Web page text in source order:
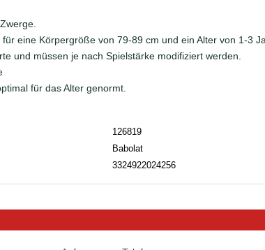
eine Körpergröße von 79-89 cm und ein Alter von 1-3
und müssen je nach Spielstärke modifiziert werden.
für das Alter genormt.
126819
Babolat
3324922024256